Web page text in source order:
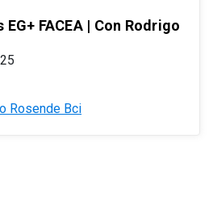
FACEA | Con Rodrigo
Rosende Bci